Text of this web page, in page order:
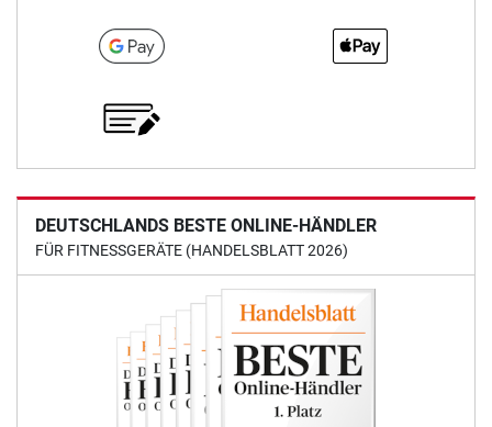
DEUTSCHLANDS BESTE ONLINE-HÄNDLER
FÜR FITNESSGERÄTE (HANDELSBLATT 2026)